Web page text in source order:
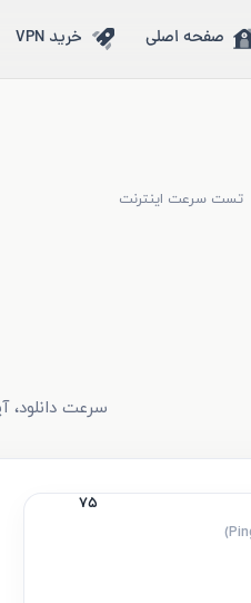
صفحه اصلی خرید VPN
تست سرعت اینترنت
سرعت دانلود،
۷۵